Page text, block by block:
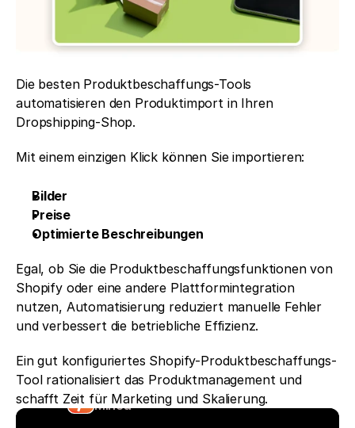
Die besten Produktbeschaffungs-Tools
automatisieren den Produktimport in Ihren
Dropshipping-Shop.
Mit einem einzigen Klick können Sie importieren:
Bilder
Preise
Optimierte Beschreibungen
Egal, ob Sie die Produktbeschaffungsfunktionen von
Shopify oder eine andere Plattformintegration
nutzen, Automatisierung reduziert manuelle Fehler
und verbessert die betriebliche Effizienz.
Ein gut konfiguriertes Shopify-Produktbeschaffungs-
Tool rationalisiert das Produktmanagement und
schafft Zeit für Marketing und Skalierung.
Minea